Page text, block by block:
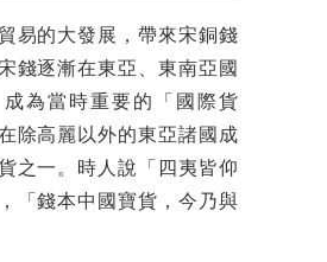
易的大發展，帶來宋銅錢
錢逐漸在東亞、東南亞國
為當時重要的「國際貨
除高麗以外的東亞諸國成
之一。時人說「四夷皆仰
「錢本中國寶貨，今乃與